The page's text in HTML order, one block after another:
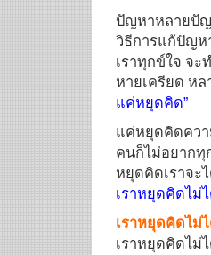
ปัญหาหลายปัญ
วิธีการแก้ปัญห
เราทุกข์ใจ จะ
หายเครียด ห
แค่หยุดคิด”
แค่หยุดคิดควา
คนก็ไม่อยากทุ
หยุดคิดเราจะ
เราหยุดคิดไม่ไ
เราหยุดคิดไม่
เราหยุดคิดไม่